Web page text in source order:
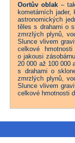
Oortův oblak –
kometárních
astronomických
těles s drahami o
zmrzlých plynů,
Slunce vlivem
celkové
o jakousi
20 000 až 100 000
s drahami o
zmrzlých plynů,
Slunce vlivem
celkové hmotnosti